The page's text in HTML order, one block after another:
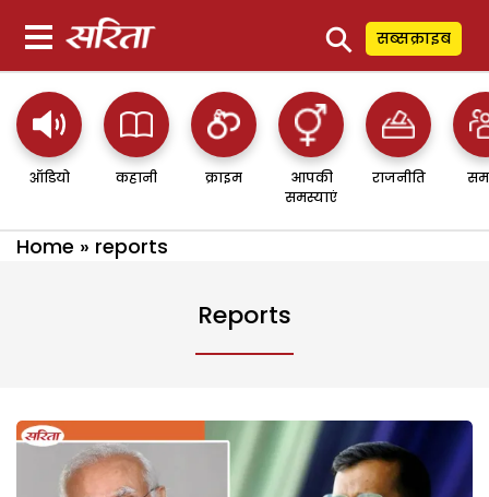
⚲ सब्सक्राइब
ऑडियो कहानी क्राइम
आपकी
समस्याएं
राजनीति
Home » reports
Reports